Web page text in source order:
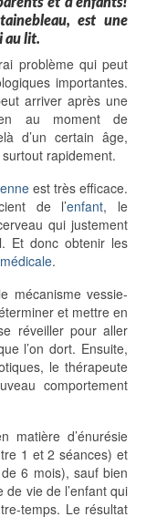
est une
au lit.
problème qui peut
importantes.
arriver après une
au moment de
d’un certain âge,
rapidement.
est très efficace.
de l’enfant, le
qui justement
Et donc obtenir les
.
mécanisme vessie-
et mettre en
réveiller pour aller
l’on dort. Ensuite,
le thérapeute
comportement
matière d’énurésie
1 et 2 séances) et
6 mois), sauf bien
vie de l’enfant qui
temps. Le résultat